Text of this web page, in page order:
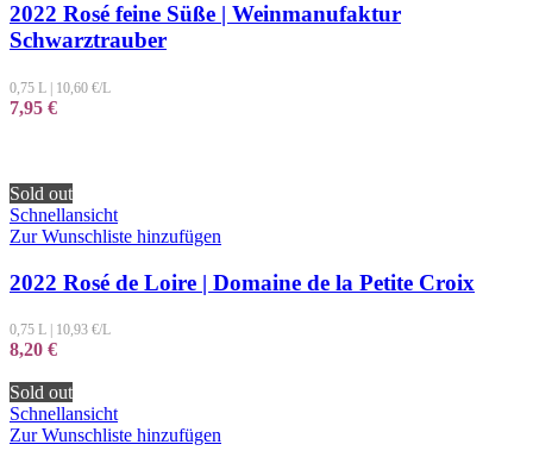
2022 Rosé feine Süße | Weinmanufaktur
Schwarztrauber
0,75 L 10,60 €/L
7,95 €
Sold out
Schnellansicht
Zur Wunschliste hinzufügen
2022 Rosé de Loire | Domaine de la Petite Croix
0,75 L 10,93 €/L
8,20 €
Sold out
Schnellansicht
Zur Wunschliste hinzufügen